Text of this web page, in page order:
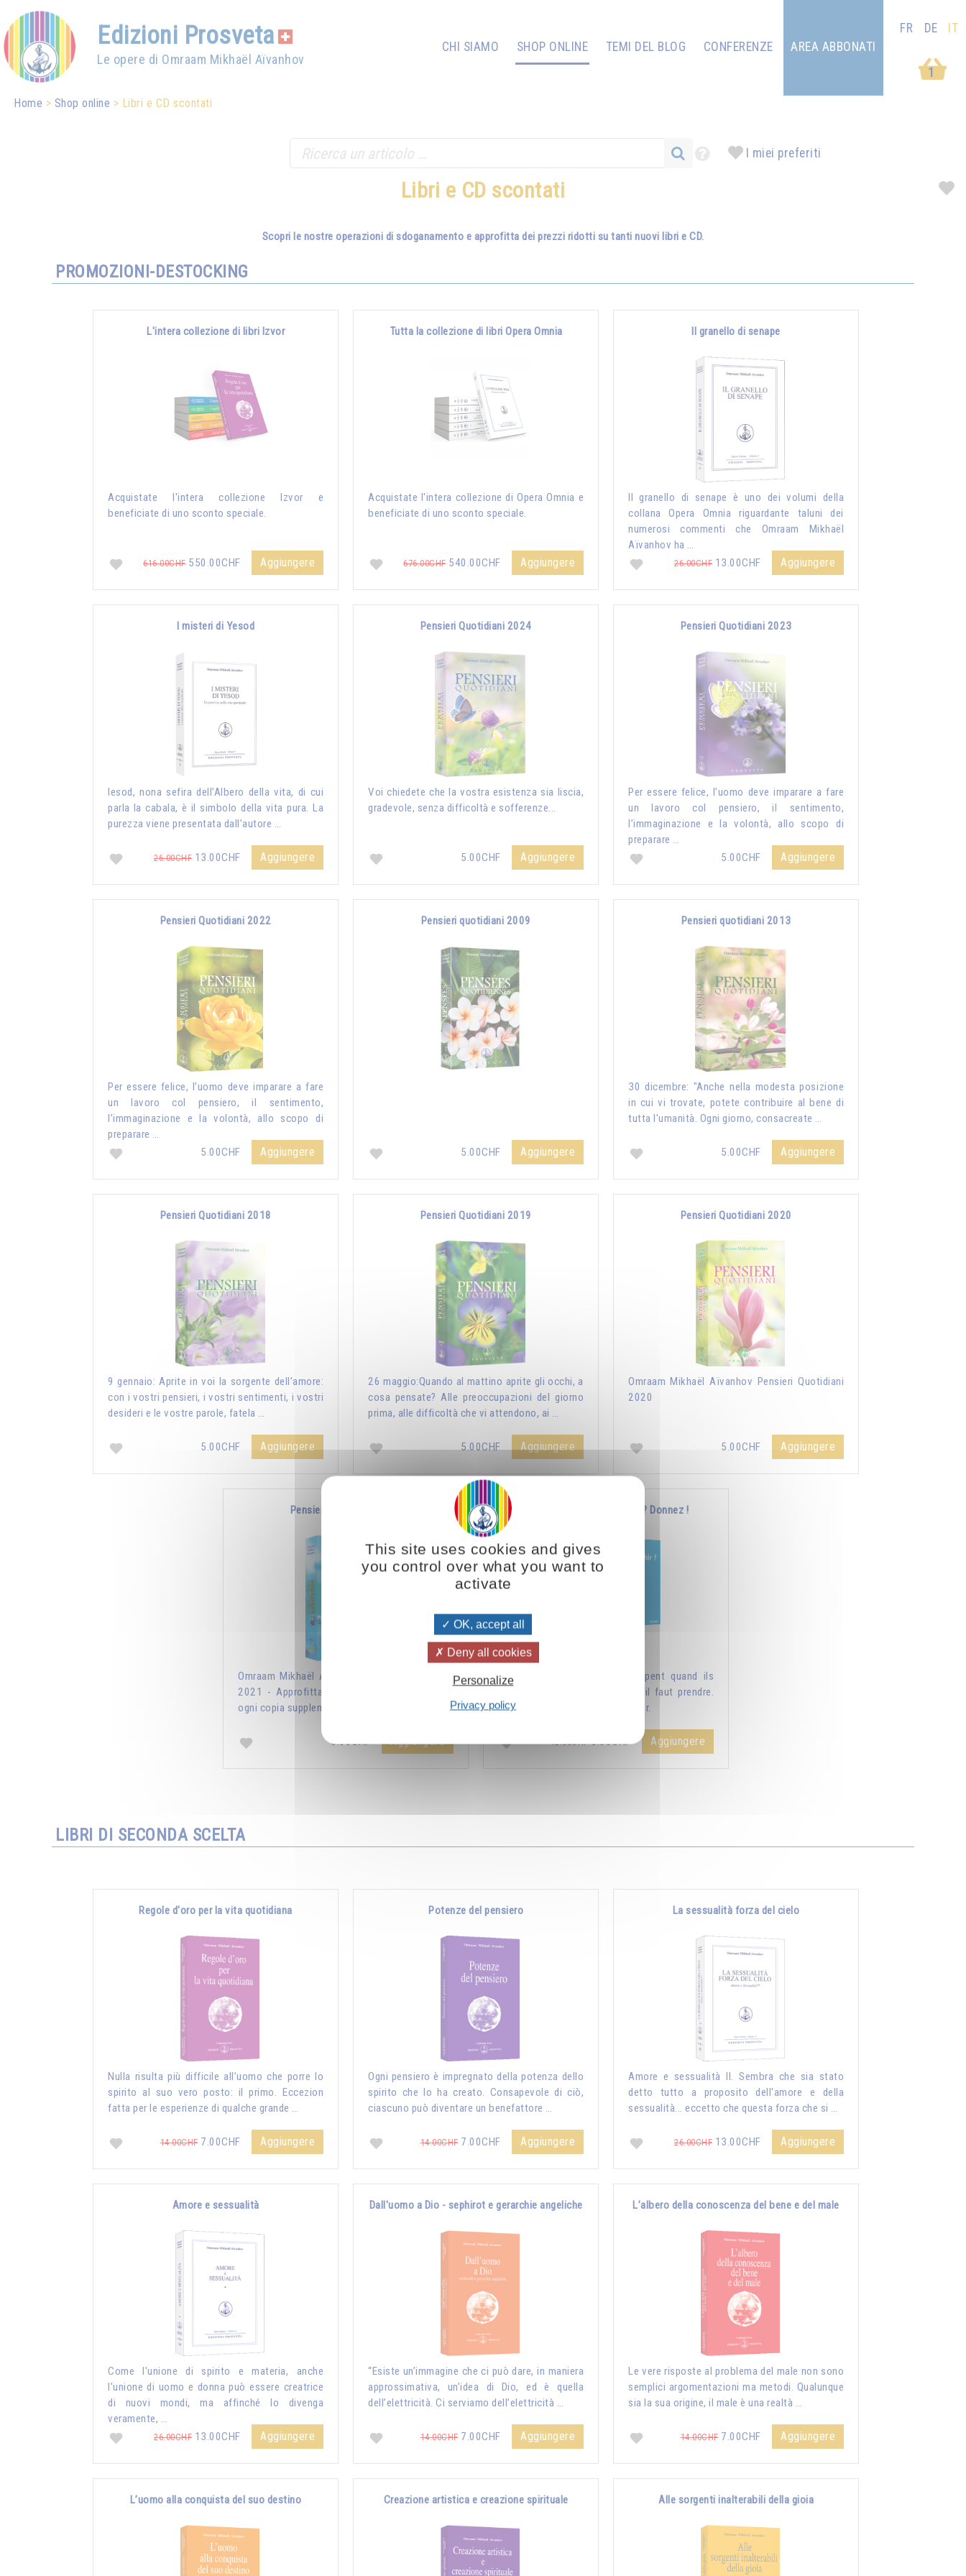
Edizioni Prosveta
Le opere di Omraam Mikhaël Aïvanhov
CHI SIAMO SHOP ONLINE TEMI DEL BLOG
CONFERENZE
1
AREA ABBONATI
FR DE IT
Home Shop online Libri e CD scontati
I miei preferiti
Libri e CD scontati
Scopri le nostre operazioni di sdoganamento e approfitta dei prezzi ridotti su tanti nuovi libri e CD.
PROMOZIONI-DESTOCKING
L'intera collezione di libri Izvor
Acquistate l'intera collezione Izvor e
beneficiate di uno sconto speciale.
616.00CHF550.00CHF Aggiungere
Tutta la collezione di libri Opera Omnia
Acquistate l'intera collezione di Opera Omnia e
beneficiate di uno sconto speciale.
676.00CHF540.00CHF Aggiungere
Il granello di senape
Il granello di senape è uno dei volumi della
collana Opera Omnia riguardante taluni dei
numerosi commenti che Omraam Mikhaël
Aïvanhov ha …
26.00CHF 13.00CHF Aggiungere
I misteri di Yesod
Iesod, nona sefira dell’Albero della vita, di cui
parla la cabala, è il simbolo della vita pura. La
purezza viene presentata dall'autore …
26.00CHF 13.00CHF Aggiungere
Pensieri Quotidiani 2024
Voi chiedete che la vostra esistenza sia liscia,
gradevole, senza difficoltà e sofferenze...
5.00CHF Aggiungere
Pensieri Quotidiani 2023
Per essere felice, l’uomo deve imparare a fare
un lavoro col pensiero, il sentimento,
l’immaginazione e la volontà, allo scopo di
preparare …
5.00CHF
Aggiungere
Pensieri Quotidiani 2022
Per essere felice, l’uomo deve imparare a fare
un lavoro col pensiero, il sentimento,
l’immaginazione e la volontà, allo scopo di
preparare …
5.00CHF
Aggiungere
Pensieri quotidiani 2009
5.00CHF Aggiungere
Pensieri quotidiani 2013
30 dicembre: "Anche nella modesta posizione
in cui vi trovate, potete contribuire al bene di
tutta l'umanità. Ogni giorno, consacreate …
5.00CHF Aggiungere
Pensieri Quotidiani 2018
9 gennaio: Aprite in voi la sorgente dell’amore:
con i vostri pensieri, i vostri sentimenti, i vostri
desideri e le vostre parole, fatela …
5.00CHF Aggiungere
Pensieri Quotidiani 2019
26 maggio:Quando al mattino aprite gli occhi, a
cosa pensate? Alle preoccupazioni del giorno
prima, alle difficoltà che vi attendono, ai …
5.00CHF Aggiungere
Pensieri Quotidiani 2020
Omraam Mikhaël Aïvanhov Pensieri Quotidiani
2020
5.00CHF Aggiungere
Pensieri Quotidiani 2021
Omraam Mikhaël Aïvanhov Pensieri Quotidiani
2021 - Approfitta dello sconto di 2 CHF per
ogni copia supplementare aggiunta all'ordine !
5.00CHF Aggiungere
Vous voulez vous enrichir ? Donnez !
Combien les humains se trompent quand ils
s’imaginent que pour s’enrichir il faut prendre.
Non, pour s’enrichir, il faut donner.
12.00CHF5.00CHF Aggiungere
LIBRI DI SECONDA SCELTA
Regole d'oro per la vita quotidiana
Nulla risulta più difficile all’uomo che porre lo
spirito al suo vero posto: il primo. Eccezion
fatta per le esperienze di qualche grande …
14.00CHF7.00CHF Aggiungere
Potenze del pensiero
Ogni pensiero è impregnato della potenza dello
spirito che lo ha creato. Consapevole di ciò,
ciascuno può diventare un benefattore …
14.00CHF7.00CHF Aggiungere
La sessualità forza del cielo
Amore e sessualità II. Sembra che sia stato
detto tutto a proposito dell'amore e della
sessualità... eccetto che questa forza che si …
26.00CHF 13.00CHF Aggiungere
Amore e sessualità
Come l'unione di spirito e materia, anche
l'unione di uomo e donna può essere creatrice
di nuovi mondi, ma affinché lo divenga
veramente, …
26.00CHF 13.00CHF Aggiungere
Dall'uomo a Dio - sephirot e gerarchie angeliche
“Esiste un’immagine che ci può dare, in maniera
approssimativa, un’idea di Dio, ed è quella
dell’elettricità. Ci serviamo dell’elettricità …
14.00CHF7.00CHF Aggiungere
L’albero della conoscenza del bene e del male
Le vere risposte al problema del male non sono
semplici argomentazioni ma metodi. Qualunque
sia la sua origine, il male è una realtà …
14.00CHF7.00CHF Aggiungere
L’uomo alla conquista del suo destino Creazione artistica e creazione spirituale Alle sorgenti inalterabili della gioia
This site uses cookies and gives
you control over what you want to
activate
OK, accept all
Deny all cookies
Personalize
Privacy policy